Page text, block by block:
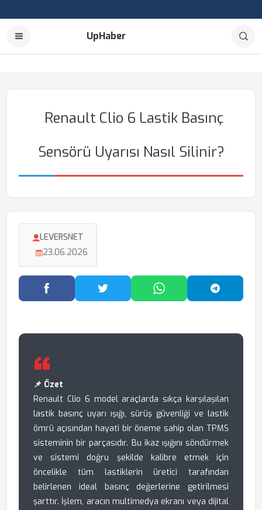
UpHaber
Renault Clio 6 Lastik Basınç
Sensörü Uyarısı Nasıl Silinir?
LEVERSNET
23.06.2026
Facebook'ta PaylaşTwitter'da PaylaşWhatsApp'ta Paylaş
📌 Özet
Renault Clio 6 model araçlarda sıkça karşılaşılan
lastik basınç uyarı ışığı, sürüş güvenliği ve lastik
ömrü açısından hayati bir öneme sahip olan TPMS
sisteminin bir parçasıdır. Bu ikaz ışığını söndürmek
ve sistemi doğru şekilde kalibre etmek için
öncelikle tüm lastiklerin üretici tarafından
belirlenen ideal basınç değerlerine getirilmesi
şarttır. İşlem, aracın multimedya ekranı veya dijital